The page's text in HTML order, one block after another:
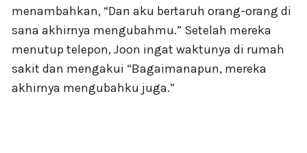
menambahkan, “Dan aku bertaruh orang-orang di
sana akhirnya mengubahmu.” Setelah mereka
menutup telepon, Joon ingat waktunya di rumah
sakit dan mengakui “Bagaimanapun, mereka
akhirnya mengubahku juga.”